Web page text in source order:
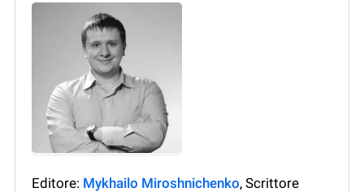
Editore: Mykhailo Miroshnichenko, Scrittore